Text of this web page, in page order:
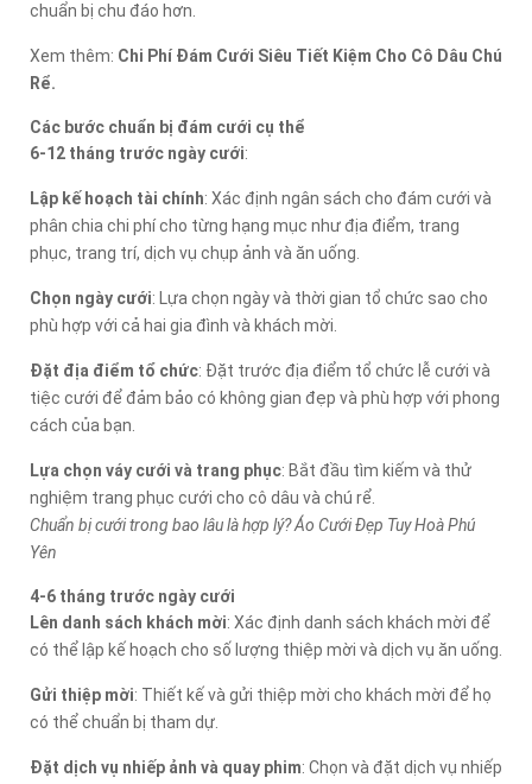
chuẩn bị chu đáo hơn.
Xem thêm: Chi Phí Đám Cưới Siêu Tiết Kiệm Cho Cô Dâu Chú
Rể.
Các bước chuẩn bị đám cưới cụ thể
6-12 tháng trước ngày cưới:
Lập kế hoạch tài chính: Xác định ngân sách cho đám cưới và
phân chia chi phí cho từng hạng mục như địa điểm, trang
phục, trang trí, dịch vụ chụp ảnh và ăn uống.
Chọn ngày cưới: Lựa chọn ngày và thời gian tổ chức sao cho
phù hợp với cả hai gia đình và khách mời.
Đặt địa điểm tổ chức: Đặt trước địa điểm tổ chức lễ cưới và
tiệc cưới để đảm bảo có không gian đẹp và phù hợp với phong
cách của bạn.
Lựa chọn váy cưới và trang phục: Bắt đầu tìm kiếm và thử
nghiệm trang phục cưới cho cô dâu và chú rể.
Chuẩn bị cưới trong bao lâu là hợp lý? Áo Cưới Đẹp Tuy Hoà Phú
Yên
4-6 tháng trước ngày cưới
Lên danh sách khách mời: Xác định danh sách khách mời để
có thể lập kế hoạch cho số lượng thiệp mời và dịch vụ ăn uống.
Gửi thiệp mời: Thiết kế và gửi thiệp mời cho khách mời để họ
có thể chuẩn bị tham dự.
Đặt dịch vụ nhiếp ảnh và quay phim: Chọn và đặt dịch vụ nhiếp